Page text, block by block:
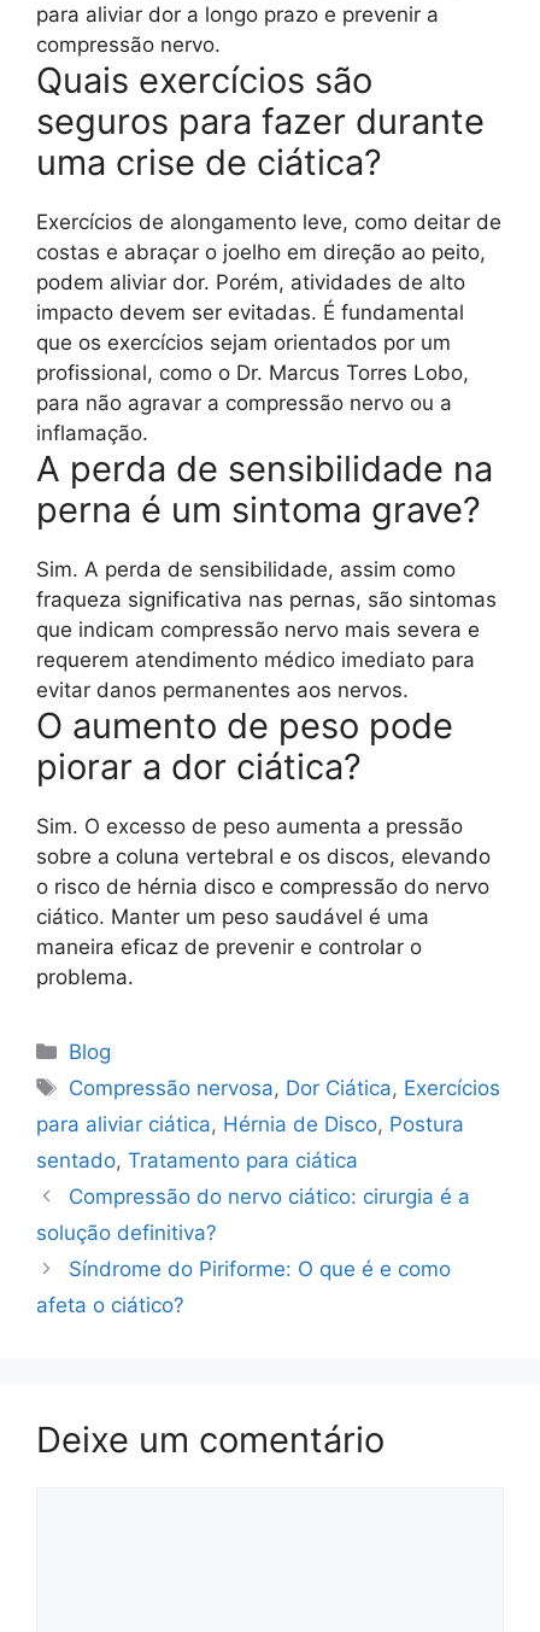
para aliviar dor a longo prazo e prevenir a
compressão nervo.
Quais exercícios são
seguros para fazer durante
uma crise de ciática?
Exercícios de alongamento leve, como deitar de
costas e abraçar o joelho em direção ao peito,
podem aliviar dor. Porém, atividades de alto
impacto devem ser evitadas. É fundamental
que os exercícios sejam orientados por um
profissional, como o Dr. Marcus Torres Lobo,
para não agravar a compressão nervo ou a
inflamação.
A perda de sensibilidade na
perna é um sintoma grave?
Sim. A perda de sensibilidade, assim como
fraqueza significativa nas pernas, são sintomas
que indicam compressão nervo mais severa e
requerem atendimento médico imediato para
evitar danos permanentes aos nervos.
O aumento de peso pode
piorar a dor ciática?
Sim. O excesso de peso aumenta a pressão
sobre a coluna vertebral e os discos, elevando
o risco de hérnia disco e compressão do nervo
ciático. Manter um peso saudável é uma
maneira eficaz de prevenir e controlar o
problema.
Blog
Compressão nervosa, Dor Ciática, Exercícios
para aliviar ciática, Hérnia de Disco, Postura
sentado, Tratamento para ciática
Compressão do nervo ciático: cirurgia é a
solução definitiva?
Síndrome do Piriforme: O que é e como
afeta o ciático?
Deixe um comentário